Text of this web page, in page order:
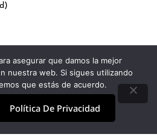
asegurar que damos la mejor
nuestra web. Si sigues utilizando
que estás de acuerdo.
Política De Privacidad